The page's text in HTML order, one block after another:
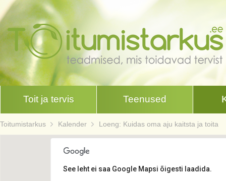
Toit ja tervis Teenused
Toitumistarkus Kalender Loeng: Kuidas oma aju kaitsta ja toita
See leht ei saa Google Mapsi õigesti laadida.